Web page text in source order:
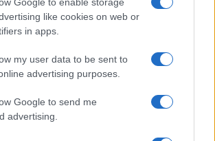
like cookies on web or
in apps.
my user data to be sent to
advertising purposes.
Google to send me
advertising.